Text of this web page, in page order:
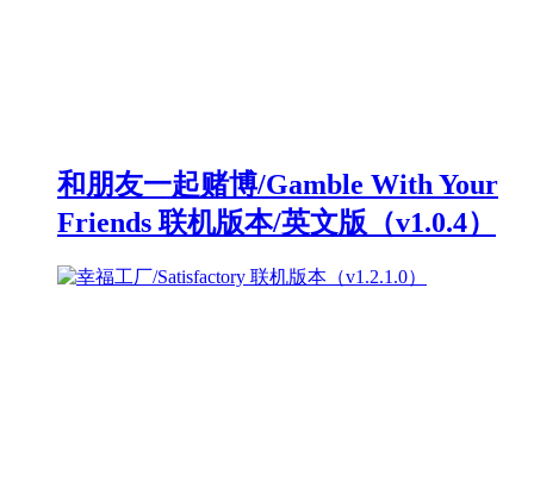
和朋友一起赌博/Gamble With Your
Friends 联机版本/英文版（v1.0.4）